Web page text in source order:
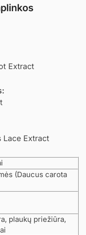
Extract
Lace Extract
(Daucus carota
plaukų priežiūra,